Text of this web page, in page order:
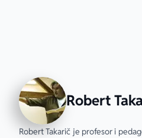
Robert
Robert Takarič je profesor i